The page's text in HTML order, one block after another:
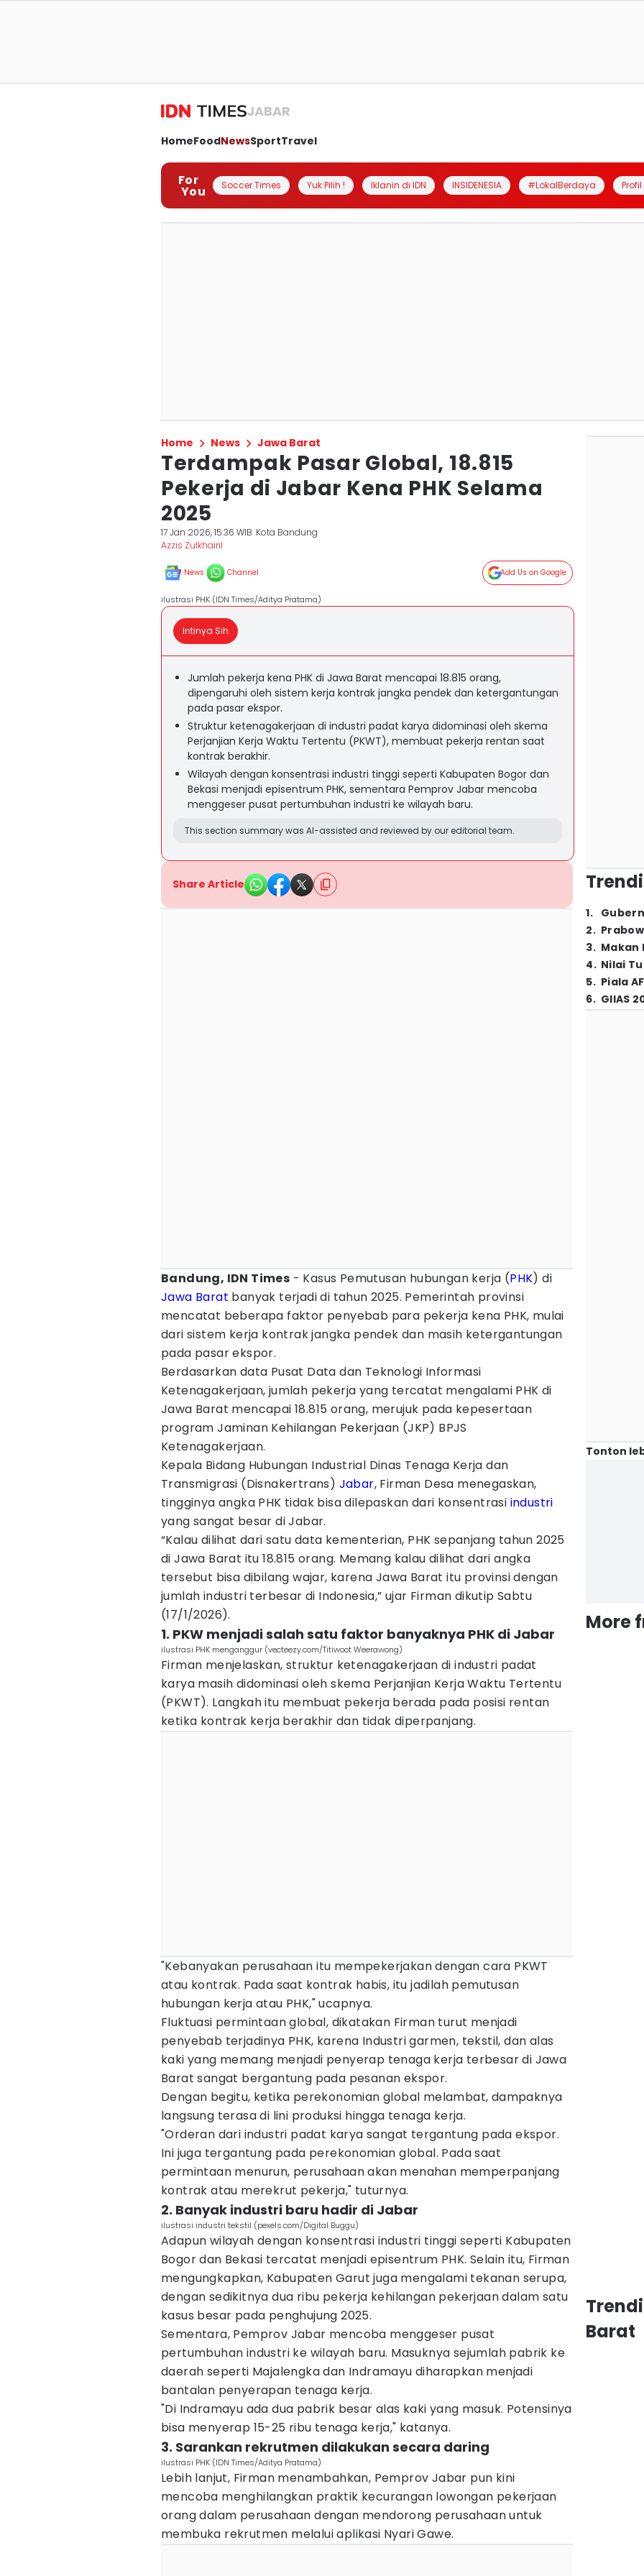
JABAR
HomeFoodNewsSportTravel
For
You Soccer Times Yuk Pilih ! Iklanin di IDN INSIDENESIA #LokalBerdaya
Home News Jawa Barat
Terdampak Pasar Global, 18.815
Pekerja di Jabar Kena PHK Selama
2025
17 Jan 2026, 15:36 WIB Kota Bandung
Azzis Zulkhairil
News Channel Add Us on Google
ilustrasi PHK (IDN Times/Aditya Pratama)
Intinya Sih
Jumlah pekerja kena PHK di Jawa Barat mencapai 18.815 orang,
dipengaruhi oleh sistem kerja kontrak jangka pendek dan ketergantungan
pada pasar ekspor.
Struktur ketenagakerjaan di industri padat karya didominasi oleh skema
Perjanjian Kerja Waktu Tertentu (PKWT), membuat pekerja rentan saat
kontrak berakhir.
Wilayah dengan konsentrasi industri tinggi seperti Kabupaten Bogor dan
Bekasi menjadi episentrum PHK, sementara Pemprov Jabar mencoba
menggeser pusat pertumbuhan industri ke wilayah baru.
This section summary was AI-assisted and reviewed by our editorial team.
Share Article
Bandung, IDN Times - Kasus Pemutusan hubungan kerja (PHK) di
Jawa Barat banyak terjadi di tahun 2025. Pemerintah provinsi
mencatat beberapa faktor penyebab para pekerja kena PHK, mulai
dari sistem kerja kontrak jangka pendek dan masih ketergantungan
pada pasar ekspor.
Berdasarkan data Pusat Data dan Teknologi Informasi
Ketenagakerjaan, jumlah pekerja yang tercatat mengalami PHK di
Jawa Barat mencapai 18.815 orang, merujuk pada kepesertaan
program Jaminan Kehilangan Pekerjaan (JKP) BPJS
Ketenagakerjaan.
Kepala Bidang Hubungan Industrial Dinas Tenaga Kerja dan
Transmigrasi (Disnakertrans) Jabar, Firman Desa menegaskan,
tingginya angka PHK tidak bisa dilepaskan dari konsentrasi industri
yang sangat besar di Jabar.
“Kalau dilihat dari satu data kementerian, PHK sepanjang tahun 2025
di Jawa Barat itu 18.815 orang. Memang kalau dilihat dari angka
tersebut bisa dibilang wajar, karena Jawa Barat itu provinsi dengan
jumlah industri terbesar di Indonesia,” ujar Firman dikutip Sabtu
(17/1/2026).
1. PKW menjadi salah satu faktor banyaknya PHK di Jabar
ilustrasi PHK menganggur (vecteezy.com/Titiwoot Weerawong)
Firman menjelaskan, struktur ketenagakerjaan di industri padat
karya masih didominasi oleh skema Perjanjian Kerja Waktu Tertentu
(PKWT). Langkah itu membuat pekerja berada pada posisi rentan
ketika kontrak kerja berakhir dan tidak diperpanjang.
"Kebanyakan perusahaan itu mempekerjakan dengan cara PKWT
atau kontrak. Pada saat kontrak habis, itu jadilah pemutusan
hubungan kerja atau PHK," ucapnya.
Fluktuasi permintaan global, dikatakan Firman turut menjadi
penyebab terjadinya PHK, karena Industri garmen, tekstil, dan alas
kaki yang memang menjadi penyerap tenaga kerja terbesar di Jawa
Barat sangat bergantung pada pesanan ekspor.
Dengan begitu, ketika perekonomian global melambat, dampaknya
langsung terasa di lini produksi hingga tenaga kerja.
"Orderan dari industri padat karya sangat tergantung pada ekspor.
Ini juga tergantung pada perekonomian global. Pada saat
permintaan menurun, perusahaan akan menahan memperpanjang
kontrak atau merekrut pekerja," tuturnya.
2. Banyak industri baru hadir di Jabar
ilustrasi industri tekstil (pexels.com/Digital Buggu)
Adapun wilayah dengan konsentrasi industri tinggi seperti Kabupaten
Bogor dan Bekasi tercatat menjadi episentrum PHK. Selain itu, Firman
mengungkapkan, Kabupaten Garut juga mengalami tekanan serupa,
dengan sedikitnya dua ribu pekerja kehilangan pekerjaan dalam satu
kasus besar pada penghujung 2025.
Sementara, Pemprov Jabar mencoba menggeser pusat
pertumbuhan industri ke wilayah baru. Masuknya sejumlah pabrik ke
daerah seperti Majalengka dan Indramayu diharapkan menjadi
bantalan penyerapan tenaga kerja.
"Di Indramayu ada dua pabrik besar alas kaki yang masuk. Potensinya
bisa menyerap 15-25 ribu tenaga kerja," katanya.
3. Sarankan rekrutmen dilakukan secara daring
ilustrasi PHK (IDN Times/Aditya Pratama)
Lebih lanjut, Firman menambahkan, Pemprov Jabar pun kini
mencoba menghilangkan praktik kecurangan lowongan pekerjaan
orang dalam perusahaan dengan mendorong perusahaan untuk
membuka rekrutmen melalui aplikasi Nyari Gawe.
1.
2.
3. Makan
4. Nilai
5. Piala
6. GIIAS
Tonton
More
Barat